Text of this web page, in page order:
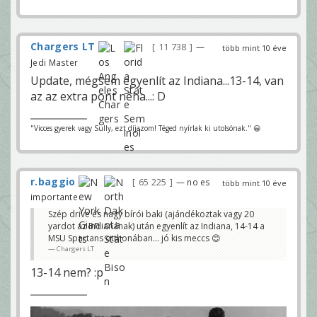
több mint 10 éve
Chargers LT 11 738
—
Jedi Master
Update, mégsem egyenlít az Indiana...13-14, van
az az extra pont néha...: D
"Vicces gyerek vagy Sully, ezt díjazom! Téged nyírlak ki utolsónak." 😀
több mint 10 éve
r.baggio 65 225
— no es
importante
Szép drive és nagy bírói baki (ajándékoztak vagy 20
yardot az Indianának) után egyenlít az Indiana, 14-14 a
MSU Spartans otthonában... jó kis meccs 😊
Chargers LT
13-14 nem? :p